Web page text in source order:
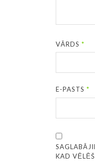
VĀRDS*
E-PASTS*
KAD